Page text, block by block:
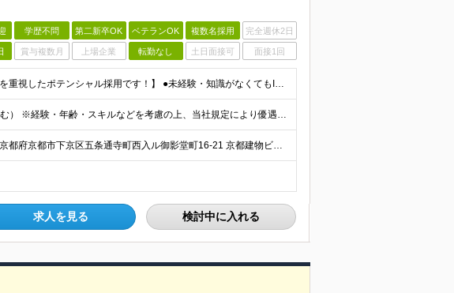
学歴不問 第二新卒OK ベテランOK 複数名採用 完全週休2日
賞与複数月 上場企業 転勤なし 土日面接可 面接1回
【未経験OK！ITへの興味と意欲を重視したポテンシャル採用です！】 ●未経験・知識がなくてもITへの関心や興味があればOK！ ●学歴不問 ＼前職での経験や業界は一切不問！／ □「昔からパソコンを触る
月給23万円～30万円（諸手当含む） ※経験・年齢・スキルなどを考慮の上、当社規定により優遇いたします。 ※残業は基本発生しませんが、発生した場合は時間外手当を全額別途支給します。 ※試用期間2ヶ月
★転勤なし／京都の本社勤務 ◆京都府京都市下京区五条通寺町西入ル御影堂町16-21 京都建物ビル2F ┗「清水五条」駅徒歩2分 ＼配属部署は温かい職場です♪／ 平均年齢は28歳で、若手も多く在籍し
求人を見る 検討中に入れる